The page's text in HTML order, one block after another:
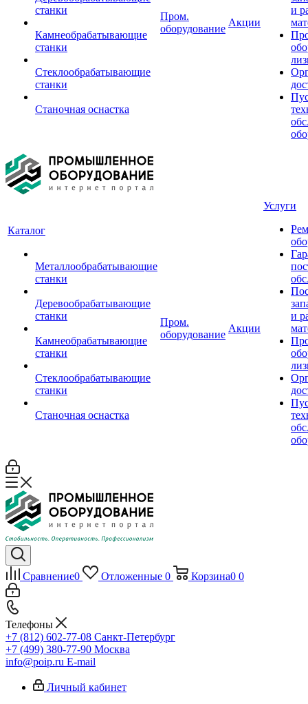
станки
Камнеобрабатывающие
станки
Стеклообрабатывающие
станки
Станочная оснастка
Пром.
оборудование
Акции
и
Каталог
Металлообрабатывающие
станки
Деревообрабатывающие
станки
Камнеобрабатывающие
станки
Стеклообрабатывающие
станки
Станочная оснастка
Пром.
оборудование
Акции
Услуги
и
Сравнение0 Отложенные 0 Корзина0 0
Телефоны
+7 (812) 602-77-08 Санкт-Петербург
+7 (499) 380-77-90 Москва
info@poip.ru E-mail
Личный кабинет